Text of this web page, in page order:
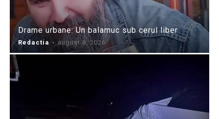
Drame urbane: Un balamuc sub cerul liber
Redactia - august 8, 2026